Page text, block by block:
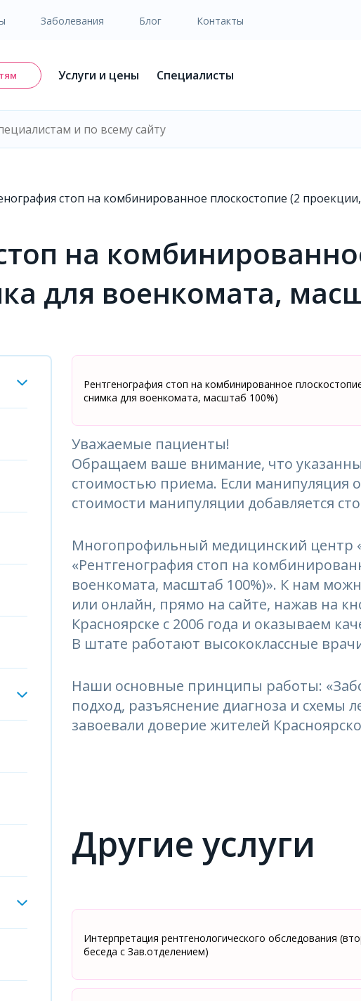
Заболевания Блог Контакты
Услуги и цены Специалисты
стоп на комбинированное плоскостопие (2
на
для военкомата,
Рентгенография стоп на комбинированное
снимка для военкомата, масштаб 100%)
Уважаемые пациенты!
Обращаем ваше внимание, что
стоимостью приема. Если манипуляция
стоимости манипуляции добавляется
Многопрофильный медицинский центр
«Рентгенография стоп на
военкомата, масштаб 100%)». К нам
или онлайн, прямо на сайте, нажав на
Красноярске с 2006 года и оказываем
В штате работают высококлассные
Наши основные принципы работы:
подход, разъяснение диагноза и
завоевали доверие жителей
Другие услуги
Интерпретация рентгенологического обследования
беседа с Зав.отделением)